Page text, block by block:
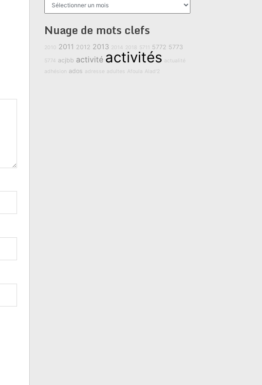
Nuage de mots clefs
2010 2011 2012 2013 2014 2018 5711 5772 5773
5774 acjbb activité activités actualité
adhésion ados adresse adultes Afoula Alad'2